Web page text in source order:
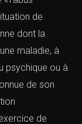
l’abus
de